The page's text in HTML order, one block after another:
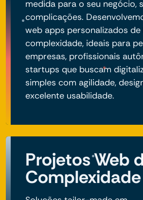
medida para o seu negócio,
complicações.
web apps personalizados de
complexidade, ideais para
empresas, profissionais
startups que buscam
simples com agilidade,
excelente usabilidade.
Projetos Web
Complexidade